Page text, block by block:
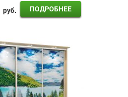
руб. ПОДРОБНЕЕ